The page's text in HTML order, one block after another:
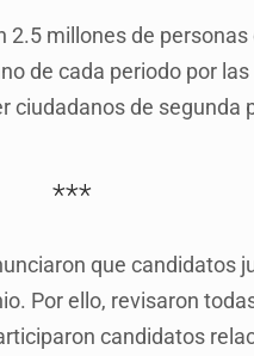
millones de personas
de cada periodo por
ciudadanos de segunda
***
que candidatos
Por ello, revisaron
candidatos